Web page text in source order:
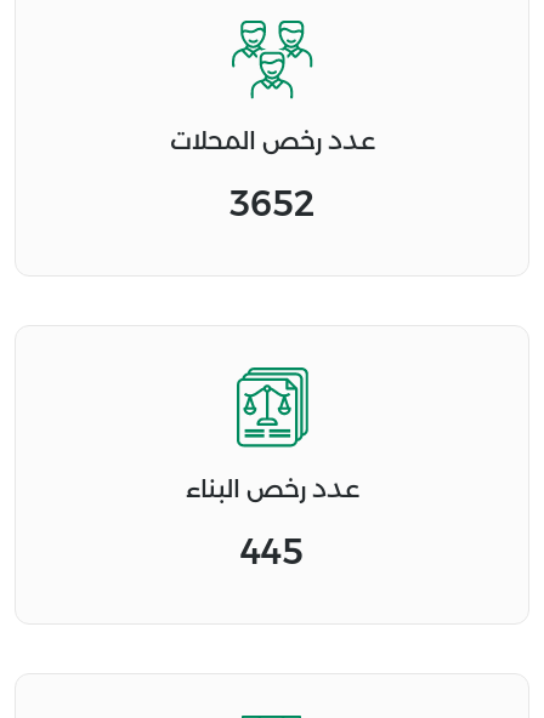
عدد رخص المحلات
3652
عدد رخص البناء
445